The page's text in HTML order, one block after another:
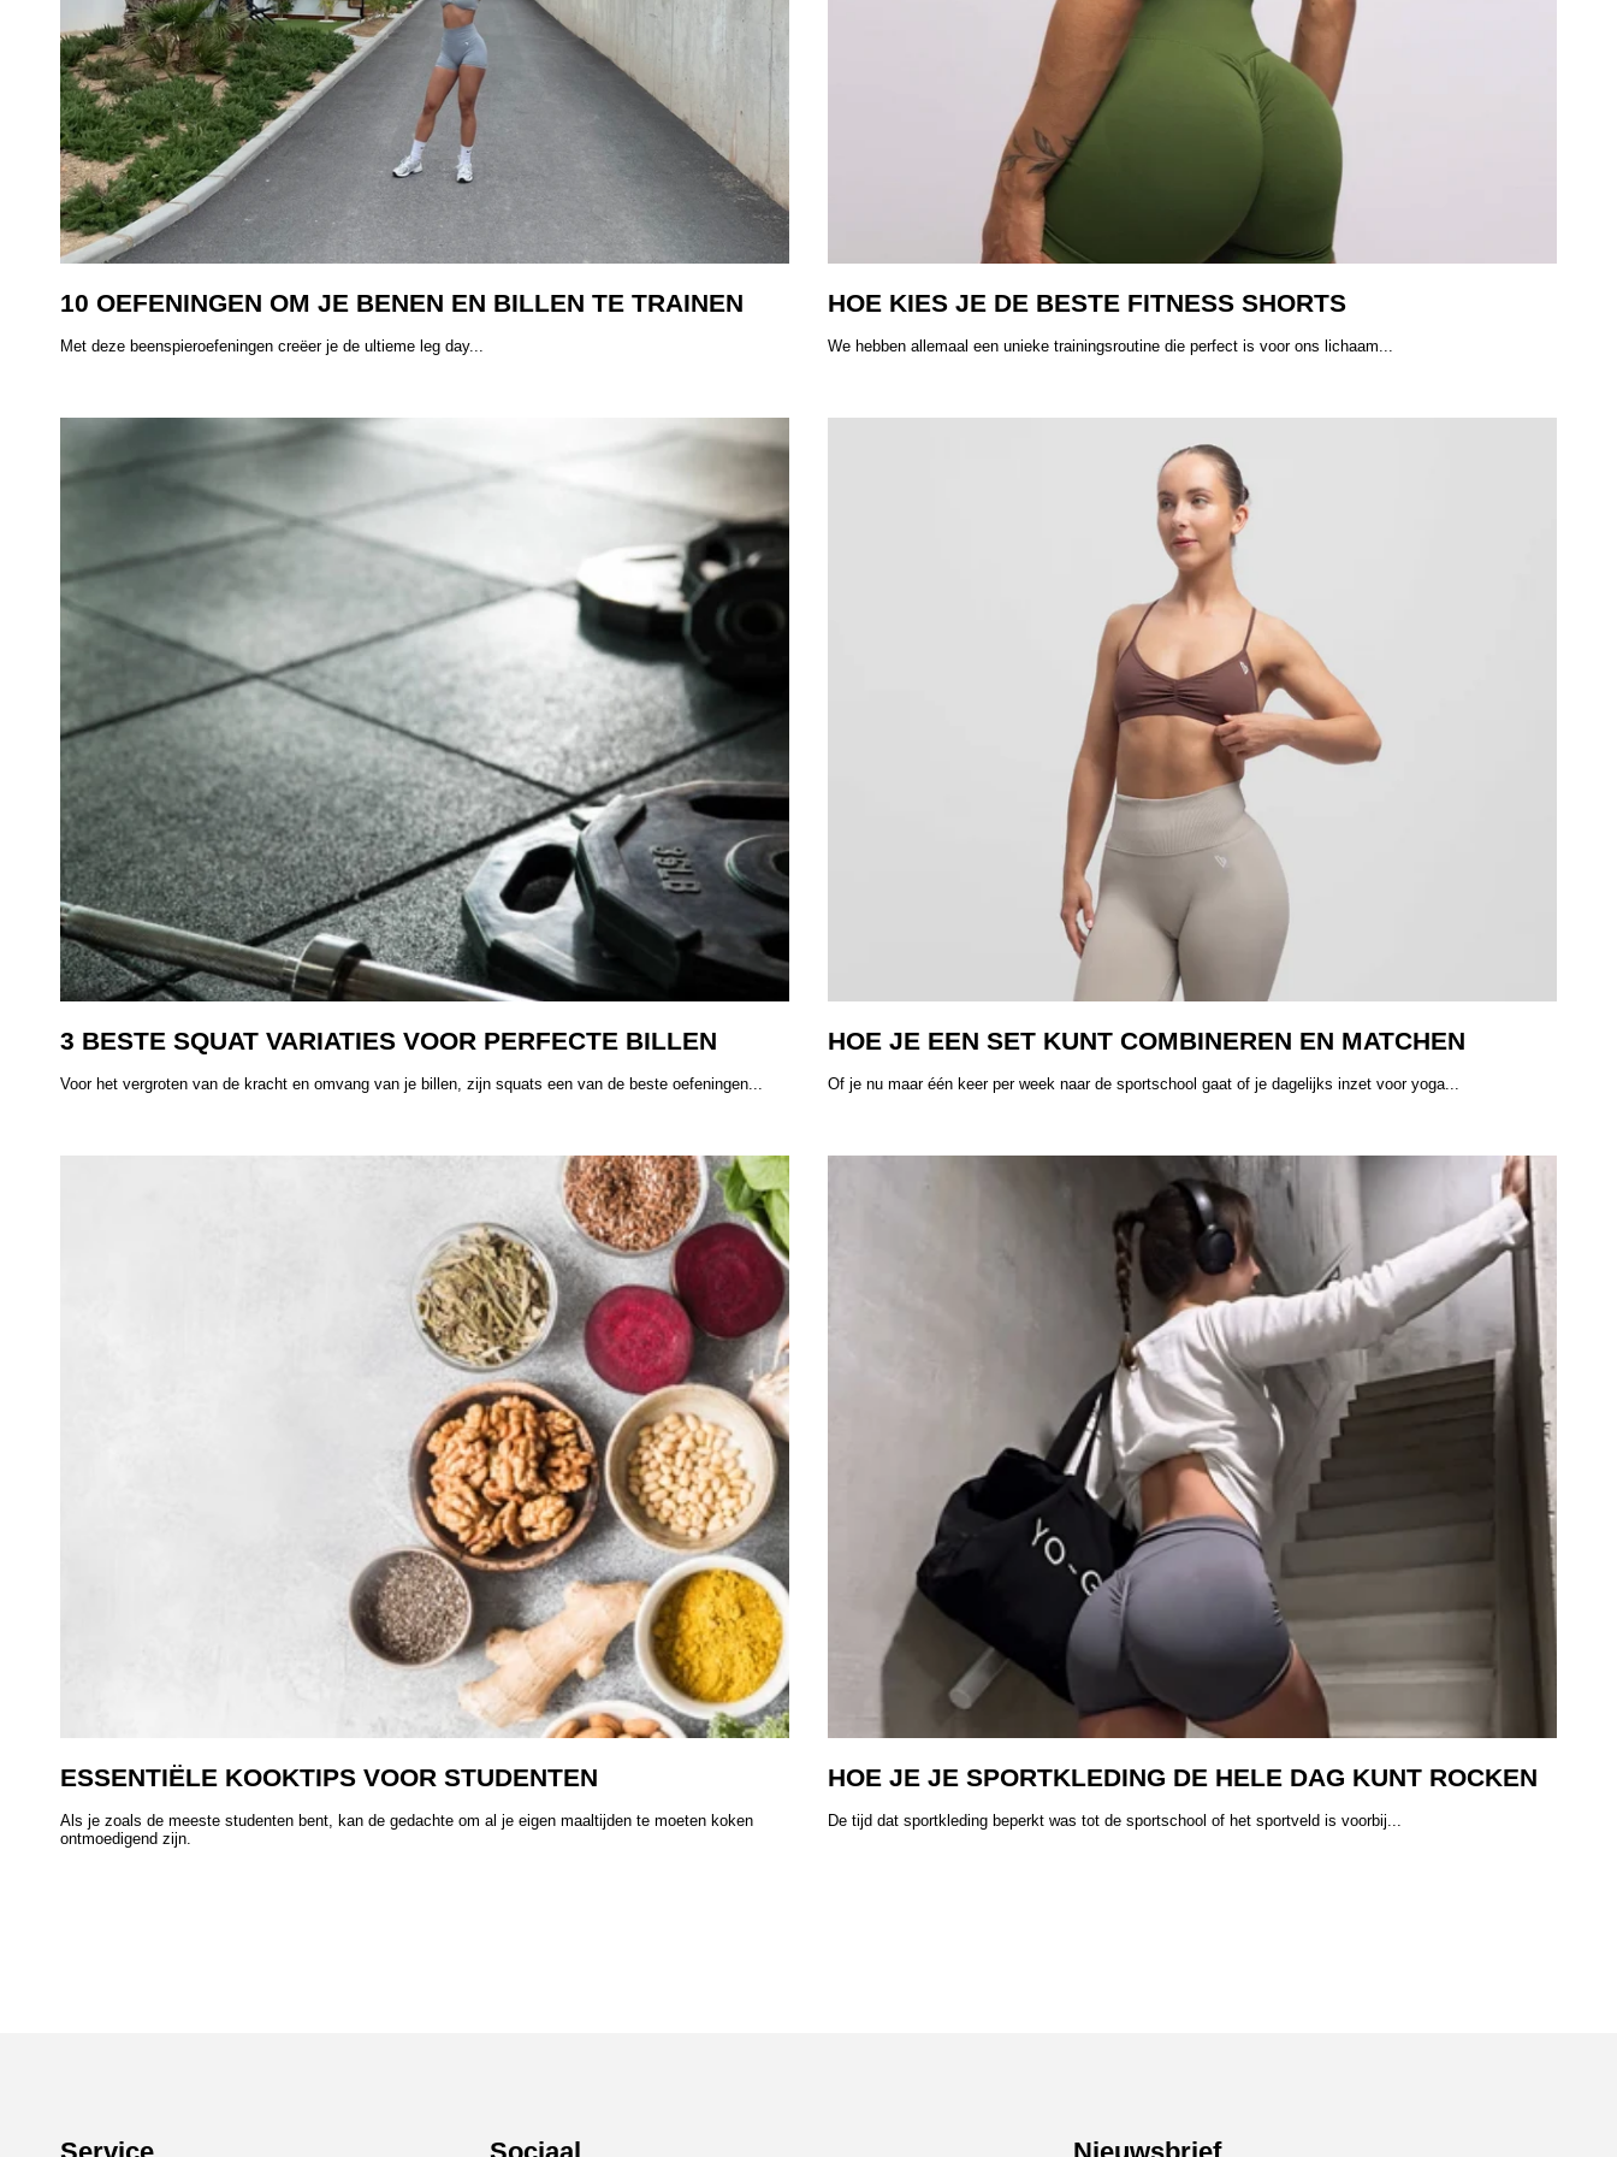
10 OEFENINGEN OM JE BENEN EN BILLEN TE TRAINEN
Met deze beenspieroefeningen creëer je de ultieme leg day...
HOE KIES JE DE BESTE FITNESS SHORTS
We hebben allemaal een unieke trainingsroutine die perfect is voor ons lichaam...
3 BESTE SQUAT VARIATIES VOOR PERFECTE BILLEN
Voor het vergroten van de kracht en omvang van je billen, zijn squats een van de beste oefeningen...
HOE JE EEN SET KUNT COMBINEREN EN MATCHEN
Of je nu maar één keer per week naar de sportschool gaat of je dagelijks inzet voor yoga...
ESSENTIËLE KOOKTIPS VOOR STUDENTEN
Als je zoals de meeste studenten bent, kan de gedachte om al je eigen maaltijden te moeten koken
ontmoedigend zijn.
HOE JE JE SPORTKLEDING DE HELE DAG KUNT ROCKEN
De tijd dat sportkleding beperkt was tot de sportschool of het sportveld is voorbij...